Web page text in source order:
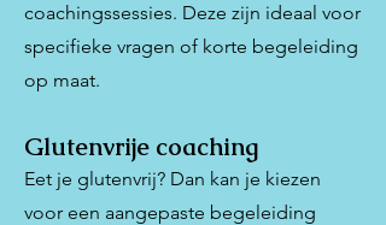
coachingssessies. Deze zijn ideaal voor
specifieke vragen of korte begeleiding
op maat.
Glutenvrije coaching
Eet je glutenvrij? Dan kan je kiezen
voor een aangepaste begeleiding